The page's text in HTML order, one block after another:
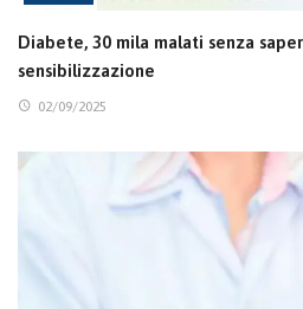
Diabete, 30 mila malati senza
sensibilizzazione
02/09/2025